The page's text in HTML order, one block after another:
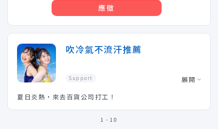
應徵
吹冷氣不流汗推薦
展開
Support
夏日炎熱，來去百貨公司打工！
1 - 10